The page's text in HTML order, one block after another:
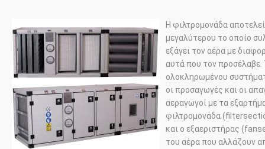
Η φιλτρομονάδα
μεγαλύτερου το οποίο
εξάγει τον αέρα με
αυτά που τον
ολοκληρωμένου
οι προσαγωγές και οι
αεραγωγοί με τα
φιλτρομονάδα (
και ο εξαεριστήρας (
του αέρα που αλλάζουν